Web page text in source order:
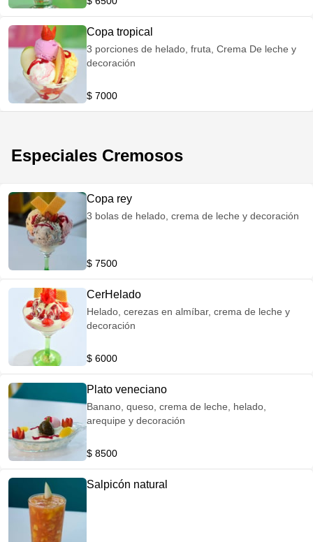
Copa tropical
3 porciones de helado, fruta, Crema De leche y
decoración
$ 7000
Especiales Cremosos
Copa rey
3 bolas de helado, crema de leche y decoración
$ 7500
CerHelado
Helado, cerezas en almíbar, crema de leche y
decoración
$ 6000
Plato veneciano
Banano, queso, crema de leche, helado,
arequipe y decoración
$ 8500
Salpicón natural